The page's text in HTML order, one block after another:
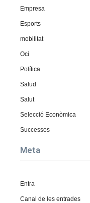
Empresa
Esports
mobilitat
Oci
Política
Salud
Salut
Selecció Econòmica
Successos
Meta
Entra
Canal de les entrades